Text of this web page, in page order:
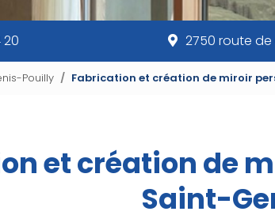
20 2750 route de
Pouilly Fabrication et création de miroir
et création de
Saint-